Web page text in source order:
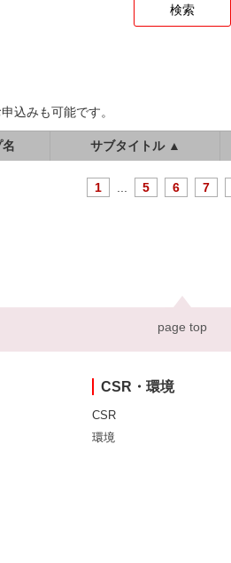
込みも可能です。
サブタイトル ▲
1 5 6 7
page top
CSR・環境
CSR
環境